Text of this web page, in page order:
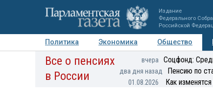
Издание
Федерального
Российской
Политика Экономика Общество
Авторы Персоны Мнения
Все о пенсиях
в России
вчера Соцфонд:
два дня назад Пенсию по
01.08.2026 Как